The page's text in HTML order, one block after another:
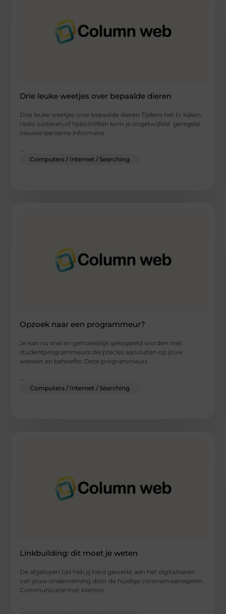
Drie leuke weetjes over bepaalde dieren
Drie leuke weetjes over bepaalde dieren Tijdens het tv kijken,
radio luisteren,of tijdschriften kom je ongetwijfeld geregeld
nieuwe leerzame informatie
...
Computers / Internet / Searching
Opzoek naar een programmeur?
Je kan nu snel en gemakkelijk gekoppeld worden met
studentprogrammeurs die precies aansluiten op jouw
wensen en behoefte. Deze programmeurs
Computers / Internet / Searching
Linkbuilding: dit moet je weten
De afgelopen tijd heb jij hard gewerkt aan het digitaliseren
van jouw onderneming door de huidige coronamaatregelen.
Communicatie met klanten
...